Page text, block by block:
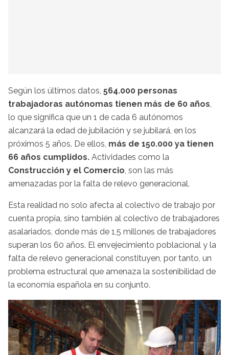
Según los últimos datos, 564.000 personas
trabajadoras autónomas tienen más de 60 años,
lo que significa que un 1 de cada 6 autónomos
alcanzará la edad de jubilación y se jubilará, en los
próximos 5 años. De ellos, más de 150.000 ya tienen
66 años cumplidos. Actividades como la
Construcción y el Comercio, son las más
amenazadas por la falta de relevo generacional.
Esta realidad no solo afecta al colectivo de trabajo por
cuenta propia, sino también al colectivo de trabajadores
asalariados, donde más de 1,5 millones de trabajadores
superan los 60 años. El envejecimiento poblacional y la
falta de relevo generacional constituyen, por tanto, un
problema estructural que amenaza la sostenibilidad de
la economía española en su conjunto.